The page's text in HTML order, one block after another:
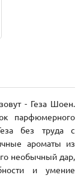
- Геза Шоен.
парфюмерного
без труда с
ароматы из
необычный дар,
и умение